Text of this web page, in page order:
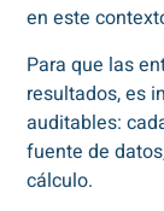
en este
Para que las
resultados, es
auditables:
fuente de
cálculo.